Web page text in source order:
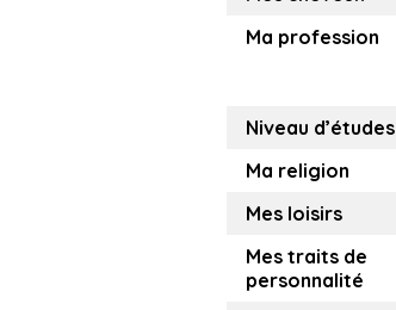
Ma profession
Niveau d’études
Ma religion
Mes loisirs
Mes traits de
personnalité